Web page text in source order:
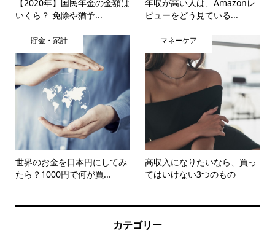
【2020年】国民年金の金額は
いくら？ 免除や猶予...
年収が高い人は、Amazonレ
ビューをどう見ている...
貯金・家計
世界のお金を日本円にしてみ
たら？1000円で何が買...
マネーケア
高収入になりたいなら、買っ
てはいけない3つのもの
カテゴリー